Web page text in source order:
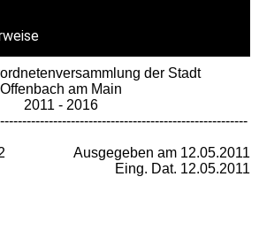
der Stadt
Offenbach am Main
2011 - 2016
Ausgegeben am 12.05.2011
Eing. Dat. 12.05.2011